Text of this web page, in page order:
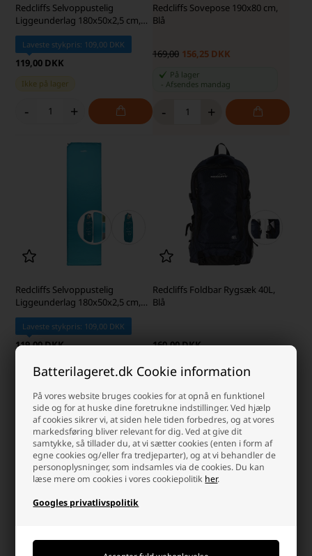
Batterilageret.dk Cookie information
På vores website bruges cookies for at opnå en funktionel
side og for at huske dine foretrukne indstillinger. Ved hjælp
af cookies sikrer vi, at siden hele tiden forbedres, og at vores
markedsføring bliver relevant for dig. Ved at give dit
samtykke, så tillader du, at vi sætter cookies (enten i form af
egne cookies og/eller fra tredjeparter), og at vi behandler de
personoplysninger, som indsamles via de cookies. Du kan
læse mere om cookies i vores cookiepolitik her.
Googles privatlivspolitik
Redcliffs Selvoppustelig
Liggeunderlag 180x50x2,5 cm,
Grøn
Laveste stykpris: 109,00 DKK
119,00 DKK
Ikke på lager
- +
Redcliffs Sovepose 190x80 cm,
Blå
169,00 156,25 DKK
På lager
Afsendes mandag
- +
Redcliffs Selvoppustelig
Liggeunderlag 180x50x2,5 cm,
Laveste stykpris: 109,00 DKK
119,00 DKK
Ikke på lager
+
Redcliffs Foldbar Rygsæk 40L,
Blå
160,00 DKK
Ikke på lager
- +